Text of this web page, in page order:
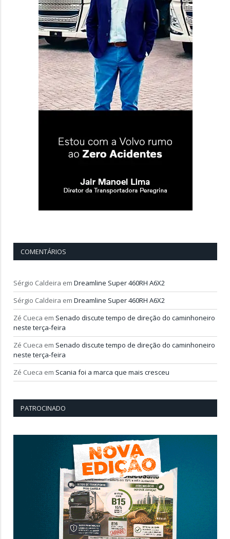
COMENTÁRIOS
Sérgio Caldeira em Dreamline Super 460RH A6X2
Sérgio Caldeira em Dreamline Super 460RH A6X2
Zé Cueca em Senado discute tempo de direção do caminhoneiro
neste terça-feira
Zé Cueca em Senado discute tempo de direção do caminhoneiro
neste terça-feira
Zé Cueca em Scania foi a marca que mais cresceu
PATROCINADO